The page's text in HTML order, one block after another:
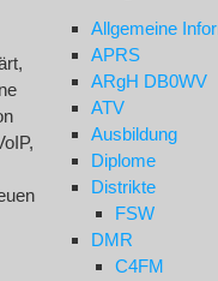
Allgemeine
APRS
ARgH DB0WV
ATV
Ausbildung
Diplome
Distrikte
FSW
DMR
C4FM